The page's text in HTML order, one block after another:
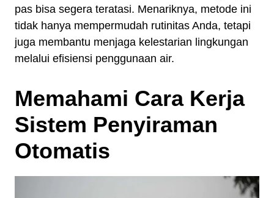
pas bisa segera teratasi. Menariknya, metode ini
tidak hanya mempermudah rutinitas Anda, tetapi
juga membantu menjaga kelestarian lingkungan
melalui efisiensi penggunaan air.
Memahami Cara Kerja
Sistem Penyiraman
Otomatis